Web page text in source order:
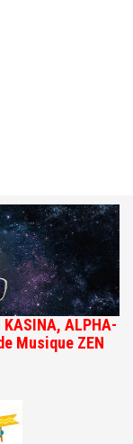
ALPHA-
Musique ZEN